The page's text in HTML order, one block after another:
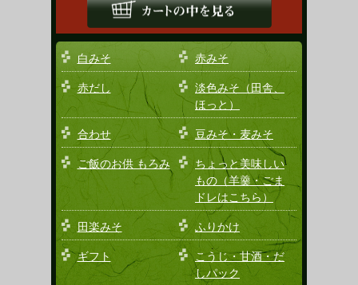
白みそ 赤みそ
赤だし
淡色みそ（田舎、
ほっと）
合わせ 豆みそ・麦みそ
ご飯のお供 もろみ
ちょっと美味しい
もの（羊羹・ごま
ドレはこちら）
田楽みそ ふりかけ
ギフト
こうじ・甘酒・だ
しパック